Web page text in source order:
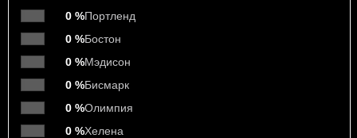
0 %Портленд
0 %Бостон
0 %Мэдисон
0 %Бисмарк
0 %Олимпия
0 %Хелена